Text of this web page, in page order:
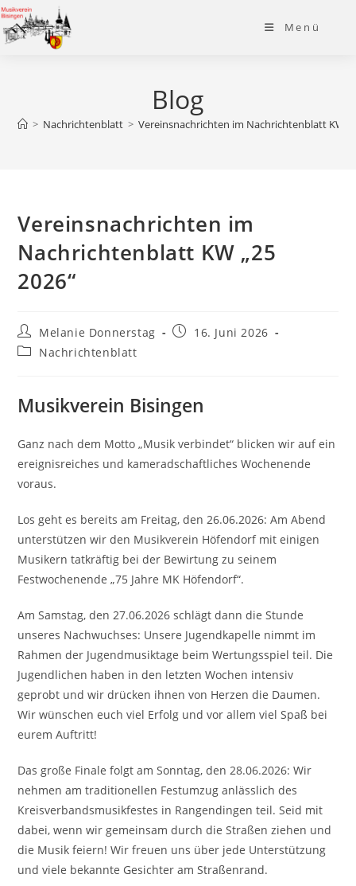
Zum
Inhalt
springen
Menü
Blog
> Nachrichtenblatt > Vereinsnachrichten im Nachrichtenblatt KW
Vereinsnachrichten im
Nachrichtenblatt KW „25
2026“
Beitrags-
Autor:
Melanie Donnerstag
Beitrag16. Juni 2026
Beitrags-
Nachrichtenblatt
Musikverein Bisingen
Ganz nach dem Motto „Musik verbindet“ blicken wir auf ein
ereignisreiches und kameradschaftliches Wochenende
voraus.
Los geht es bereits am Freitag, den 26.06.2026: Am Abend
unterstützen wir den Musikverein Höfendorf mit einigen
Musikern tatkräftig bei der Bewirtung zu seinem
Festwochenende „75 Jahre MK Höfendorf“.
Am Samstag, den 27.06.2026 schlägt dann die Stunde
unseres Nachwuchses: Unsere Jugendkapelle nimmt im
Rahmen der Jugendmusiktage beim Wertungsspiel teil. Die
Jugendlichen haben in den letzten Wochen intensiv
geprobt und wir drücken ihnen von Herzen die Daumen.
Wir wünschen euch viel Erfolg und vor allem viel Spaß bei
eurem Auftritt!
Das große Finale folgt am Sonntag, den 28.06.2026: Wir
nehmen am traditionellen Festumzug anlässlich des
Kreisverbandsmusikfestes in Rangendingen teil. Seid mit
dabei, wenn wir gemeinsam durch die Straßen ziehen und
die Musik feiern! Wir freuen uns über jede Unterstützung
und viele bekannte Gesichter am Straßenrand.